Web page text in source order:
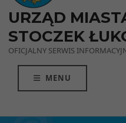
URZĄD
STOCZEK
OFICJALNY SERWIS
MENU